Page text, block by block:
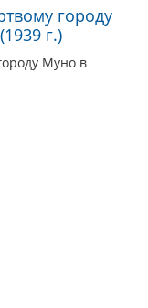
городу
г.)
Муно в